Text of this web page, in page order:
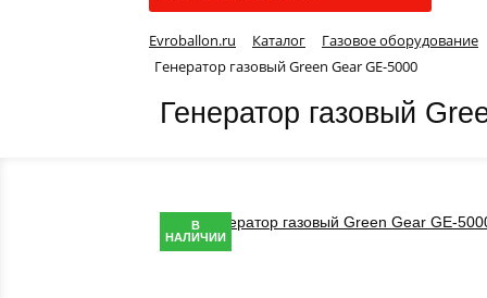
Evroballon.ru Каталог Газовое оборудование
Генератор газовый Green Gear GE-5000
Генератор газовый
В
НАЛИЧИИ